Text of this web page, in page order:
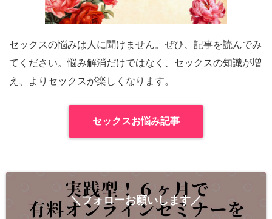
セックスの悩みは人に聞けません。ぜひ、記事を読んでみ
てください。悩み解消だけではなく、セックスの知識が増
え、よりセックスが楽しくなります。
セックスお悩み記事
＼フォローお願いします／